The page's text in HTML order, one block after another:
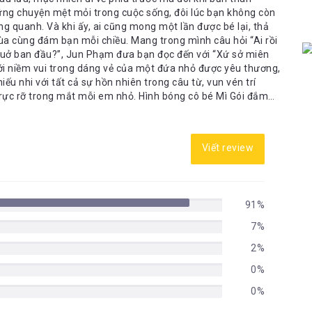
chuyện mệt mỏi trong cuộc sống, đôi lúc bạn không còn
quanh. Và khi ấy, ai cũng mong một lần được bé lại, thả
cùng đám bạn mỗi chiều. Mang trong mình câu hỏi “Ai rồi
ban đầu?”, Jun Phạm đưa bạn đọc đến với “Xứ sở miên
niềm vui trong dáng vẻ của một đứa nhỏ được yêu thương,
nhi với tất cả sự hồn nhiên trong câu từ, vun vén trí
rỡ trong mắt mỗi em nhỏ. Hình bóng cô bé Mì Gói đắm
thiên thạch đẹp mắt hay từ dưới đất mọc lên như đóa hoa
có nói rằng: “Mơ hay thực cũng phụ thuộc vào cách suy
chúng vẫn luôn mơ mộng đó thôi. Và quan trọng là
qua giai đoạn trưởng thành một lần trong đời. Những
phán xét, quy định chẳng phải là chiếc lồng giam vô hình
thật thân thương, nhưng con có quyền chọn giữ lại
diệu kỳ giúp bạn sống chậm lại giữa dòng đời vội vã
chảy vào ánh nhìn của bạn đọc, nhỏ giọt rơi trên áo và
Viết review
91%
7%
2%
0%
0%